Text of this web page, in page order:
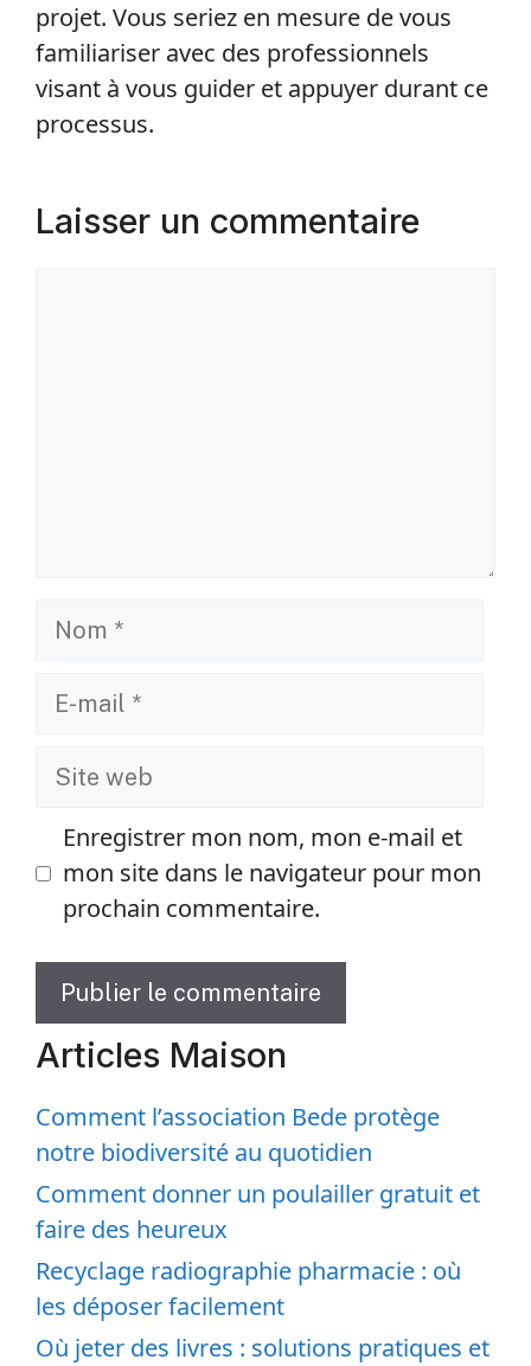
projet. Vous seriez en mesure de vous
familiariser avec des professionnels
visant à vous guider et appuyer durant ce
processus.
Laisser un commentaire
Nom
Site
Enregistrer mon nom, mon e-mail et
mon site dans le navigateur pour mon
prochain commentaire.
Articles Maison
Comment l’association Bede protège
notre biodiversité au quotidien
Comment donner un poulailler gratuit et
faire des heureux
Recyclage radiographie pharmacie : où
les déposer facilement
Où jeter des livres : solutions pratiques et